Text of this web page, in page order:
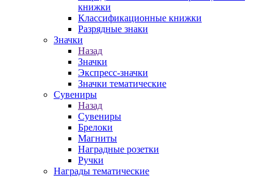
книжки
Классификационные книжки
Разрядные знаки
Значки
Назад
Значки
Экспресс-значки
Значки тематические
Сувениры
Назад
Сувениры
Брелоки
Магниты
Наградные розетки
Ручки
Награды тематические